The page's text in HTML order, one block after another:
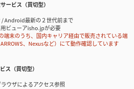
ービス（買切型）
/ Android最新の２世代前まで
ビューアisho.jpが必要
末のうち、国内キャリア経由で販売されている端
、Nexusなど）にて動作確認しています
ス（買切型）
ウザによるアクセス参照